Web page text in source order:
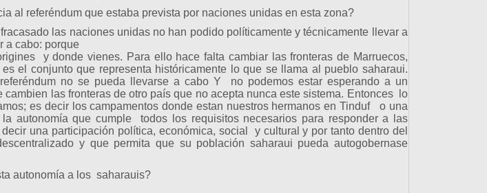
al referéndum que estaba prevista por naciones unidas en esta zona?
las naciones unidas no han podido políticamente y técnicamente llevar a
a cabo: porque
y donde vienes. Para ello hace falta cambiar las fronteras de Marruecos,
el conjunto que representa históricamente lo que se llama al pueblo saharaui.
no se pueda llevarse a cabo Y no podemos estar esperando a un
las fronteras de otro país que no acepta nunca este sistema. Entonces lo
es decir los campamentos donde estan nuestros hermanos en Tinduf o una
autonomía que cumple todos los requisitos necesarios para responder a las
una participación política, económica, social y cultural y por tanto dentro del
y que permita que su población saharaui pueda autogobernase
autonomía a los saharauis?